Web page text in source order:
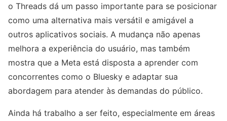
o Threads dá um passo importante para se posicionar
como uma alternativa mais versátil e amigável a
outros aplicativos sociais. A mudança não apenas
melhora a experiência do usuário, mas também
mostra que a Meta está disposta a aprender com
concorrentes como o Bluesky e adaptar sua
abordagem para atender às demandas do público.
Ainda há trabalho a ser feito, especialmente em áreas